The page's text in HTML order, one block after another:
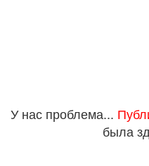
У нас проблема...
была